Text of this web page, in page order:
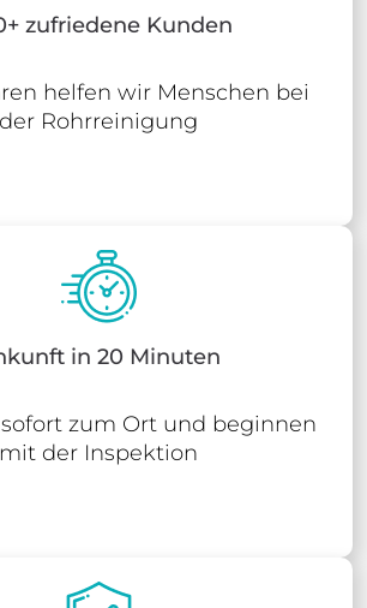
zufriedene Kunden
helfen wir Menschen bei
der Rohrreinigung
in 20 Minuten
zum Ort und beginnen
mit der Inspektion